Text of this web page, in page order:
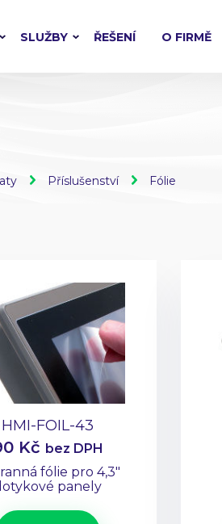
SLUŽBY ŘEŠENÍ O FIRMĚ
Příslušenství Fólie
HMI-FOIL-43
Kč bez DPH
fólie pro 4,3"
panely